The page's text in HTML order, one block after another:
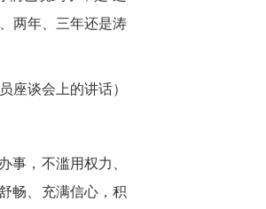
两年、三年还是涛
座谈会上的讲话）
事，不滥用权力、
畅、充满信心，积